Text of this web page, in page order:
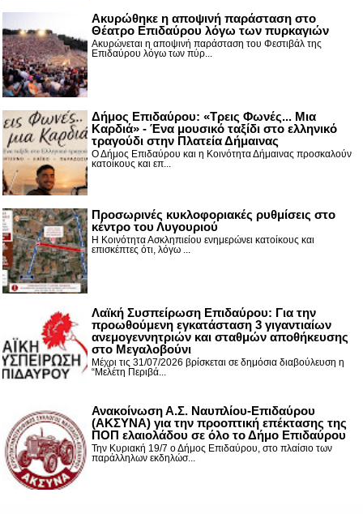
Ακυρώθηκε η αποψινή παράσταση στο
Θέατρο Επιδαύρου λόγω των πυρκαγιών
Ακυρώνεται η αποψινή παράσταση του Φεστιβάλ της
Επιδαύρου λόγω των πύρ...
Δήμος Επιδαύρου: «Τρεις Φωνές... Μια
Καρδιά» - Ένα μουσικό ταξίδι στο ελληνικό
τραγούδι στην Πλατεία Δήμαινας
Ο Δήμος Επιδαύρου και η Κοινότητα Δήμαινας προσκαλούν
κατοίκους και επ...
Προσωρινές κυκλοφοριακές ρυθμίσεις στο
κέντρο του Λυγουριού
Η Κοινότητα Ασκληπιείου ενημερώνει κατοίκους και
επισκέπτες ότι, λόγω ...
Λαϊκή Συσπείρωση Επιδαύρου: Για την
προωθούμενη εγκατάσταση 3 γιγαντιαίων
ανεμογεννητριών και σταθμών αποθήκευσης
στο Μεγαλοβούνι
Μέχρι τις 31/07/2026 βρίσκεται σε δημόσια διαβούλευση η
“Μελέτη Περιβά...
Ανακοίνωση Α.Σ. Ναυπλίου-Επιδαύρου
(ΑΚΣΥΝΑ) για την προοπτική επέκτασης της
ΠΟΠ ελαιολάδου σε όλο το Δήμο Επιδαύρου
Την Κυριακή 19/7 ο Δήμος Επιδαύρου, στο πλαίσιο των
παράλληλων εκδηλώσ...